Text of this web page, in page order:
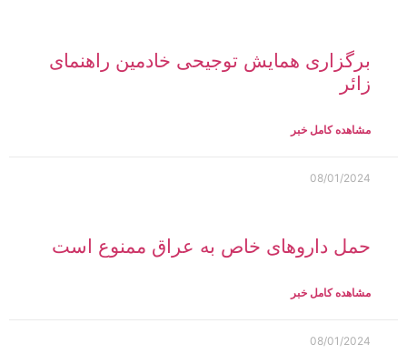
برگزاری همایش توجیحی خادمین راهنمای
زائر
مشاهده کامل خبر
08/01/2024
حمل داروهای خاص به عراق ممنوع است
مشاهده کامل خبر
08/01/2024